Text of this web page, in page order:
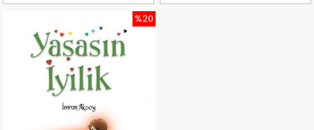
%20